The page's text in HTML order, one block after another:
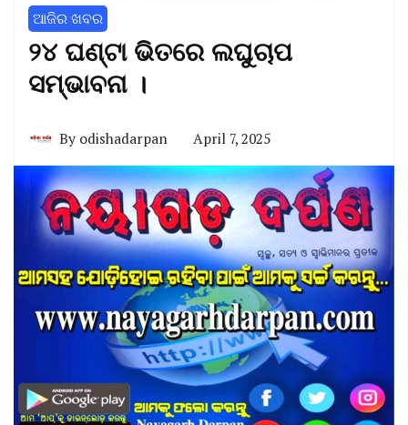
ଆଜିର ଖବର
୨୪ ଘଣ୍ଟା ଭିତରେ ଲଘୁଚାପ
ସମ୍ଭାବନା ।
By odishadarpan April 7, 2025